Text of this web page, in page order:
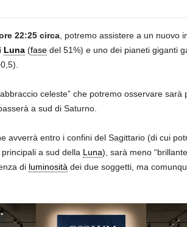
22:25 circa, potremo assistere a un nuovo
Luna (fasedel 51%) e uno dei pianeti giganti
celeste” che potremo osservare sarà
a sud di Saturno.
avverrà entro i confini del Sagittario (di cui
a sud della Luna), sarà meno
di luminosità dei due soggetti, ma